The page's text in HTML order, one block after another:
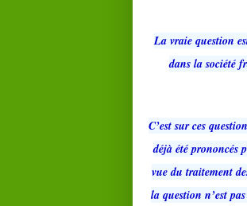
La vraie question
dans la société
C’est sur ces
déjà été prononcés
vue du traitement
la question n’est